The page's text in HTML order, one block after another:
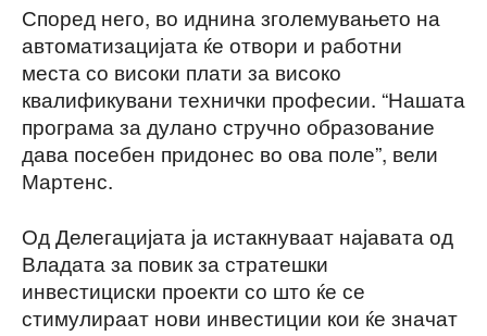
Според него, во иднина зголемувањето на
автоматизацијата ќе отвори и работни
места со високи плати за високо
квалификувани технички професии. “Нашата
програма за дулано стручно образование
дава посебен придонес во ова поле”, вели
Мартенс.
Од Делегацијата ја истакнуваат најавата од
Владата за повик за стратешки
инвестициски проекти со што ќе се
стимулираат нови инвестиции кои ќе значат